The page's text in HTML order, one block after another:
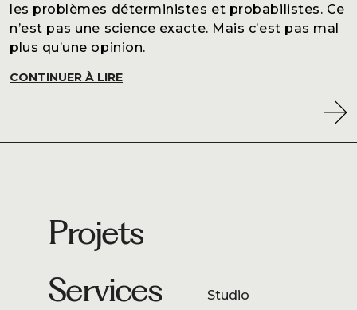
les problèmes déterministes et probabilistes. Ce
n’est pas une science exacte. Mais c’est pas mal
plus qu’une opinion.
CONTINUER À LIRE
Projets
Services
Studio